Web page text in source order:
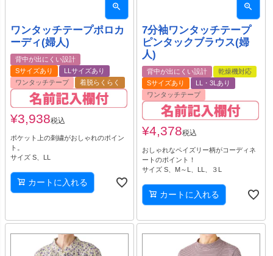
ワンタッチテープポロカ
ーディ(婦人)
背中が出にくい設計
Sサイズあり
LLサイズあり
ワンタッチテープ
着脱らくらく
¥3,938税込
ポケット上の刺繍がおしゃれのポイン
ト。
サイズ S、LL
カートに入れる
7分袖ワンタッチテープ
ピンタックブラウス(婦
人)
背中が出にくい設計
乾燥機対応
Sサイズあり
LL・3Lあり
ワンタッチテープ
¥4,378税込
おしゃれなペイズリー柄がコーディネ
ートのポイント！
サイズ S、M～L、LL、３L
カートに入れる